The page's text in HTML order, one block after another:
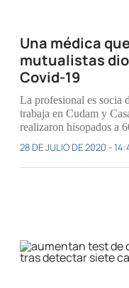
Una médica
mutualistas
Covid-19
La profesional es socia
trabaja en Cudam y
realizaron hisopados a
28 DE JULIO DE 2020 -